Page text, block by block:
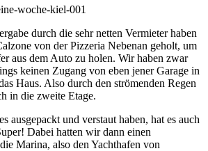
durch die sehr netten Vermieter haben
von der Pizzeria Nebenan geholt, um
aus dem Auto zu holen. Wir haben zwar
keinen Zugang von eben jener Garage in
Haus. Also durch den strömenden Regen
in die zweite Etage.
ausgepackt und verstaut haben, hat es auch
Dabei hatten wir dann einen
Marina, also den Yachthafen von